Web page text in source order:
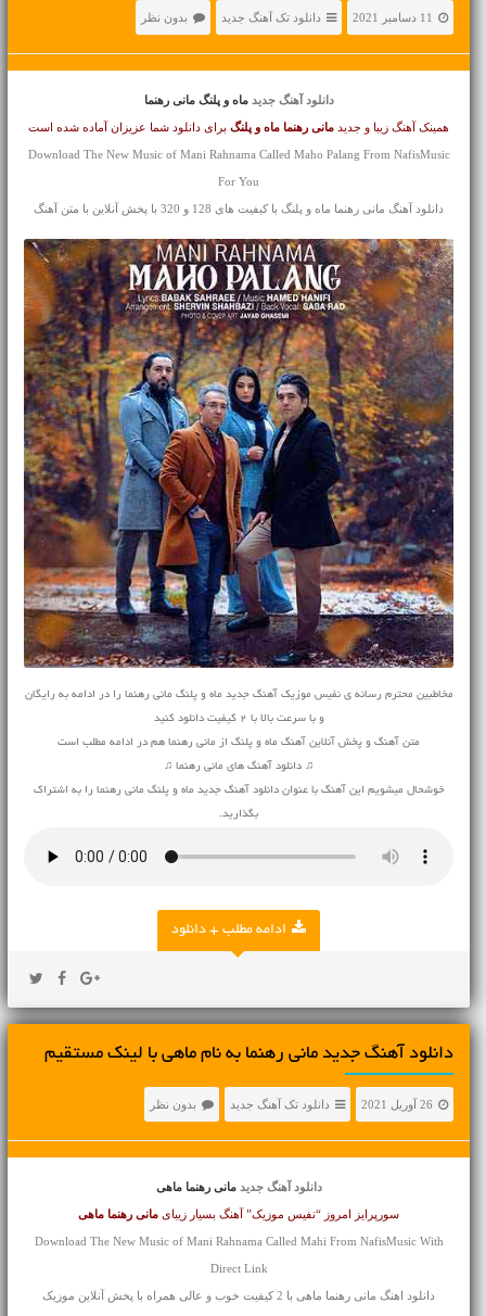
11 دسامبر 2021 دانلود تک آهنگ جدید بدون نظر
دانلود آهنگ جدید ماه و پلنگ مانی رهنما
همینک آهنگ زیبا و جدید مانی رهنما ماه و پلنگبرای دانلود شما عزیزان آماده شده است
Download The New Music of Mani Rahnama Called Maho Palang From NafisMusic
For You
دانلود آهنگ مانی رهنما ماه و پلنگ با کیفیت های 128 و 320 با پخش آنلاین با متن آهنگ
مخاطبین محترم رسانه ی نفیس موزیک آهنگ جدید ماه و پلنگ مانی رهنما را در ادامه به رایگان
و با سرعت بالا با 2 کیفیت دانلود کنید
متن آهنگ و پخش آنلاین آهنگ ماه و پلنگ از مانی رهنما هم در ادامه مطلب است
♫ دانلود آهنگ های مانی رهنما ♫
خوشحال میشویم این آهنگ با عنوان دانلود آهنگ جدید ماه و پلنگ مانی رهنما را به اشتراک
بگذارید.
ادامه مطلب + دانلود
دانلود آهنگ جديد مانی رهنما به نام ماهی با لینک مستقیم
26 آوریل 2021 دانلود تک آهنگ جدید بدون نظر
دانلود آهنگ جدید مانی رهنما ماهی
سورپرایز امروز “نفیس موزیک” آهنگ بسیار زیبای مانی رهنما ماهی
Download The New Music of Mani Rahnama Called Mahi From NafisMusic With
Direct Link
دانلود اهنگ مانی رهنما ماهی با 2 کیفیت خوب و عالی همراه با پخش آنلاین موزیک